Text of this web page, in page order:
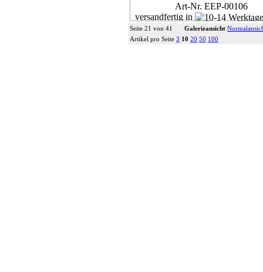
Art-Nr. EEP-00106
versandfertig in
Werktage
Seite 21 von 41 Galerieansicht
Artikel pro Seite 3 10 20 50 100